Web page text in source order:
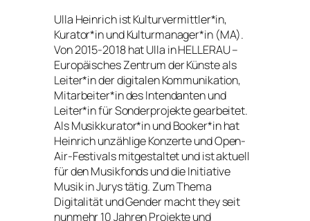
Ulla Heinrich ist Kulturvermittler*in,
Kurator*in und Kulturmanager*in (MA).
Von 2015-2018 hat Ulla in HELLERAU –
Europäisches Zentrum der Künste als
Leiter*in der digitalen Kommunikation,
Mitarbeiter*in des Intendanten und
Leiter*in für Sonderprojekte gearbeitet.
Als Musikkurator*in und Booker*in hat
Heinrich unzählige Konzerte und Open-
Air-Festivals mitgestaltet und ist aktuell
für den Musikfonds und die Initiative
Musik in Jurys tätig. Zum Thema
Digitalität und Gender macht they seit
nunmehr 10 Jahren Projekte und